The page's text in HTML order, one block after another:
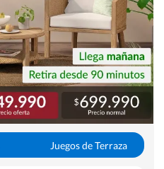
Juegos de Terraza